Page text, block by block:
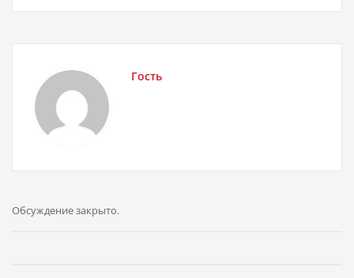
Гость
Обсуждение закрыто.